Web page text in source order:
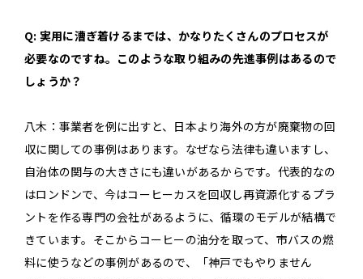
Q: 実用に漕ぎ着けるまでは、かなりたくさんのプロセスが
必要なのですね。このような取り組みの先進事例はあるので
しょうか？
八木：事業者を例に出すと、日本より海外の方が廃棄物の回
収に関しての事例はあります。なぜなら法律も違いますし、
自治体の関与の大きさにも違いがあるからです。代表的なの
はロンドンで、今はコーヒーカスを回収し再資源化するプラ
ントを作る専門の会社があるように、循環のモデルが結構で
きています。そこからコーヒーの油分を取って、市バスの燃
料に使うなどの事例があるので、「神戸でもやりません